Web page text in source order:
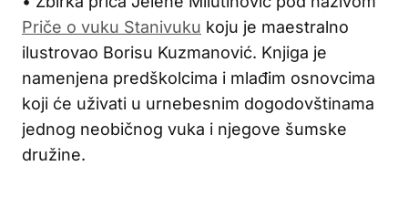
Priče o vuku Stanivuku koju je maestralno
ilustrovao Borisu Kuzmanović. Knjiga je
namenjena predškolcima i mlađim osnovcima
koji će uživati u urnebesnim dogodovštinama
jednog neobičnog vuka i njegove šumske
družine.